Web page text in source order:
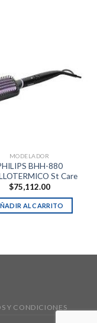
MODELADOR
BHH-880
St Care
$75,112.00
AL CARRITO
Y CONDICIONES